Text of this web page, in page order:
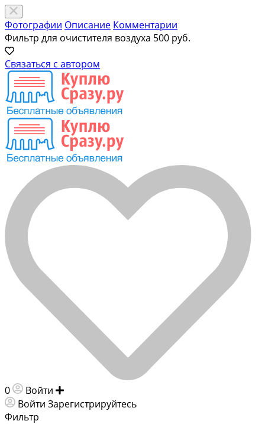
Фотографии Описание Комментарии
Фильтр для очистителя воздуха 500 руб.
Связаться с автором
0 Войти
Войти Зарегистрируйтесь
Фильтр